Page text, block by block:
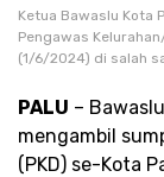
Ketua Bawaslu Kota
Pengawas
(1/6/2024) di salah
PALU –
mengambil
(PKD) se-Kota